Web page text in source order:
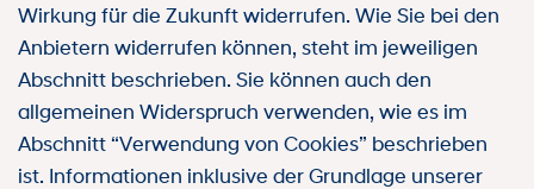
Wirkung für die Zukunft widerrufen. Wie Sie bei den
Anbietern widerrufen können, steht im jeweiligen
Abschnitt beschrieben. Sie können auch den
allgemeinen Widerspruch verwenden, wie es im
Abschnitt “Verwendung von Cookies” beschrieben
ist. Informationen inklusive der Grundlage unserer